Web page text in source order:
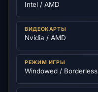
Intel / AMD
ВИДЕОКАРТЫ
Nvidia / AMD
РЕЖИМ ИГРЫ
Windowed / Borderless